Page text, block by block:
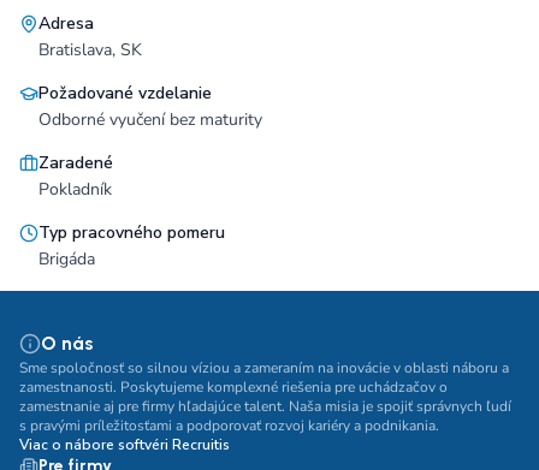
Adresa
Bratislava, SK
Požadované vzdelanie
Odborné vyučení bez maturity
Zaradené
Pokladník
Typ pracovného pomeru
Brigáda
O nás
Sme spoločnosť so silnou víziou a zameraním na inovácie v oblasti náboru a
zamestnanosti. Poskytujeme komplexné riešenia pre uchádzačov o
zamestnanie aj pre firmy hľadajúce talent. Naša misia je spojiť správnych ľudí
s pravými príležitosťami a podporovať rozvoj kariéry a podnikania.
Viac o nábore softvéri Recruitis
Pre firmy